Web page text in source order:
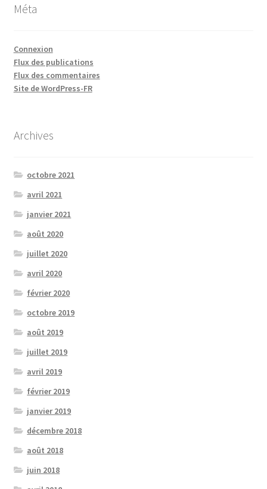
Méta
Connexion
Flux des publications
Flux des commentaires
Site de WordPress-FR
Archives
octobre 2021
avril 2021
janvier 2021
août 2020
juillet 2020
avril 2020
février 2020
octobre 2019
août 2019
juillet 2019
avril 2019
février 2019
janvier 2019
décembre 2018
août 2018
juin 2018